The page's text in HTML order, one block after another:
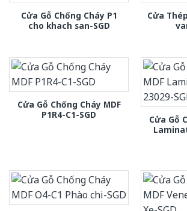
Cửa Gỗ Chống Cháy P1
cho khach san-SGD
Cửa
Cửa Gỗ Chống Cháy MDF
P1R4-C1-SGD
Cửa Gỗ